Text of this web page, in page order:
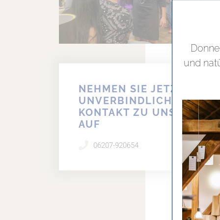
NEHMEN SIE JETZT
UNVERBINDLICH
KONTAKT ZU UNS
AUF
06207-920654
und